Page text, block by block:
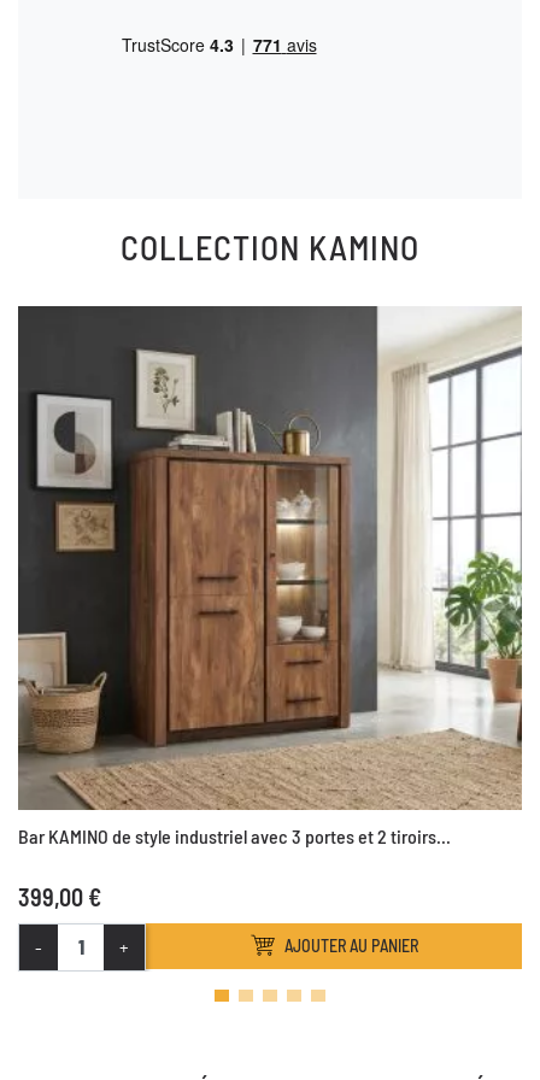
COLLECTION KAMINO
Bar KAMINO de style industriel avec 3 portes et 2 tiroirs...
399,00 €
- + AJOUTER AU PANIER